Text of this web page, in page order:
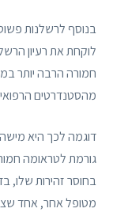
בנוסף לרשלנות
לוקחת את רעיון
חמורה הרבה יותר
מהסטנדרטים
דוגמה לכך היא
גורמת לטראומה
בחוסר זהירות שלו,
מטופל אחר, אחד